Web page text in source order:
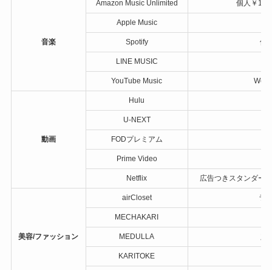
音楽
Amazon Music Unlimited 個人￥
Apple Music
Spotify 個
LINE MUSIC
YouTube Music Web
動画
Hulu
U-NEXT
FODプレミアム
Prime Video
Netflix 広告つきスタンダー
美容/ファッション
airCloset ラ
MECHAKARI
MEDULLA
KARITOKE